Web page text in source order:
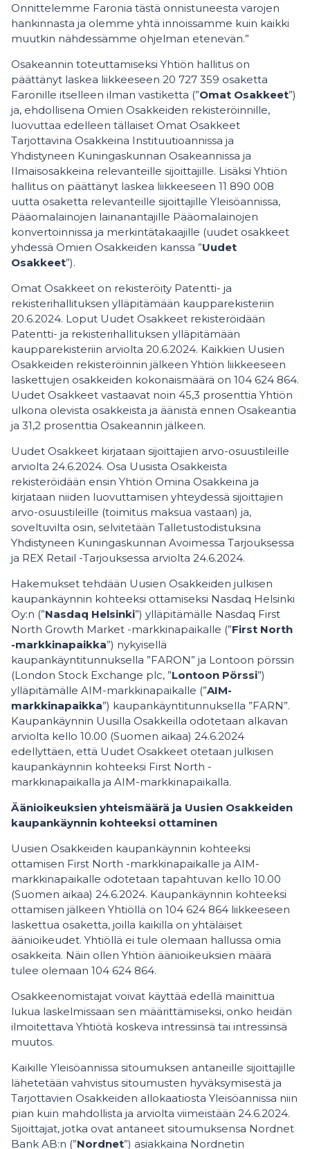
Onnittelemme Faronia tästä onnistuneesta varojen
hankinnasta ja olemme yhtä innoissamme kuin kaikki
muutkin nähdessämme ohjelman etenevän.”
Osakeannin toteuttamiseksi Yhtiön hallitus on
päättänyt laskea liikkeeseen 20 727 359 osaketta
Faronille itselleen ilman vastiketta (”Omat Osakkeet”)
ja, ehdollisena Omien Osakkeiden rekisteröinnille,
luovuttaa edelleen tällaiset Omat Osakkeet
Tarjottavina Osakkeina Instituutioannissa ja
Yhdistyneen Kuningaskunnan Osakeannissa ja
Ilmaisosakkeina relevanteille sijoittajille. Lisäksi Yhtiön
hallitus on päättänyt laskea liikkeeseen 11 890 008
uutta osaketta relevanteille sijoittajille Yleisöannissa,
Pääomalainojen lainanantajille Pääomalainojen
konvertoinnissa ja merkintätakaajille (uudet osakkeet
yhdessä Omien Osakkeiden kanssa ”Uudet
Osakkeet”).
Omat Osakkeet on rekisteröity Patentti- ja
rekisterihallituksen ylläpitämään kaupparekisteriin
20.6.2024. Loput Uudet Osakkeet rekisteröidään
Patentti- ja rekisterihallituksen ylläpitämään
kaupparekisteriin arviolta 20.6.2024. Kaikkien Uusien
Osakkeiden rekisteröinnin jälkeen Yhtiön liikkeeseen
laskettujen osakkeiden kokonaismäärä on 104 624 864.
Uudet Osakkeet vastaavat noin 45,3 prosenttia Yhtiön
ulkona olevista osakkeista ja äänistä ennen Osakeantia
ja 31,2 prosenttia Osakeannin jälkeen.
Uudet Osakkeet kirjataan sijoittajien arvo-osuustileille
arviolta 24.6.2024. Osa Uusista Osakkeista
rekisteröidään ensin Yhtiön Omina Osakkeina ja
kirjataan niiden luovuttamisen yhteydessä sijoittajien
arvo-osuustileille (toimitus maksua vastaan) ja,
soveltuvilta osin, selvitetään Talletustodistuksina
Yhdistyneen Kuningaskunnan Avoimessa Tarjouksessa
ja REX Retail -Tarjouksessa arviolta 24.6.2024.
Hakemukset tehdään Uusien Osakkeiden julkisen
kaupankäynnin kohteeksi ottamiseksi Nasdaq Helsinki
Oy:n (”Nasdaq Helsinki”) ylläpitämälle Nasdaq First
North Growth Market -markkinapaikalle (”First North
-markkinapaikka”) nykyisellä
kaupankäyntitunnuksella ”FARON” ja Lontoon pörssin
(London Stock Exchange plc, ”Lontoon Pörssi”)
ylläpitämälle AIM-markkinapaikalle (”AIM-
markkinapaikka”) kaupankäyntitunnuksella ”FARN”.
Kaupankäynnin Uusilla Osakkeilla odotetaan alkavan
arviolta kello 10.00 (Suomen aikaa) 24.6.2024
edellyttäen, että Uudet Osakkeet otetaan julkisen
kaupankäynnin kohteeksi First North -
markkinapaikalla ja AIM-markkinapaikalla.
Äänioikeuksien yhteismäärä ja Uusien Osakkeiden
kaupankäynnin kohteeksi ottaminen
Uusien Osakkeiden kaupankäynnin kohteeksi
ottamisen First North -markkinapaikalle ja AIM-
markkinapaikalle odotetaan tapahtuvan kello 10.00
(Suomen aikaa) 24.6.2024. Kaupankäynnin kohteeksi
ottamisen jälkeen Yhtiöllä on 104 624 864 liikkeeseen
laskettua osaketta, joilla kaikilla on yhtäläiset
äänioikeudet. Yhtiöllä ei tule olemaan hallussa omia
osakkeita. Näin ollen Yhtiön äänioikeuksien määrä
tulee olemaan 104 624 864.
Osakkeenomistajat voivat käyttää edellä mainittua
lukua laskelmissaan sen määrittämiseksi, onko heidän
ilmoitettava Yhtiötä koskeva intressinsä tai intressinsä
muutos.
Kaikille Yleisöannissa sitoumuksen antaneille sijoittajille
lähetetään vahvistus sitoumusten hyväksymisestä ja
Tarjottavien Osakkeiden allokaatiosta Yleisöannissa niin
pian kuin mahdollista ja arviolta viimeistään 24.6.2024.
Sijoittajat, jotka ovat antaneet sitoumuksensa Nordnet
Bank AB:n (”Nordnet”) asiakkaina Nordnetin